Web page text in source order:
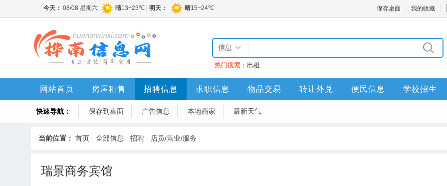
保存桌面 我的收藏
信息
热门搜索： 出租
网站首页 房屋租售 招聘信息 求职信息 物品交易 转让外兑 便民信息 学校招生
快速导航： 保存到桌面 广告信息 本地商家 最新天气
当前位置： 首页 - 全部信息 - 招聘 - 店员/营业/服务
瑞景商务宾馆